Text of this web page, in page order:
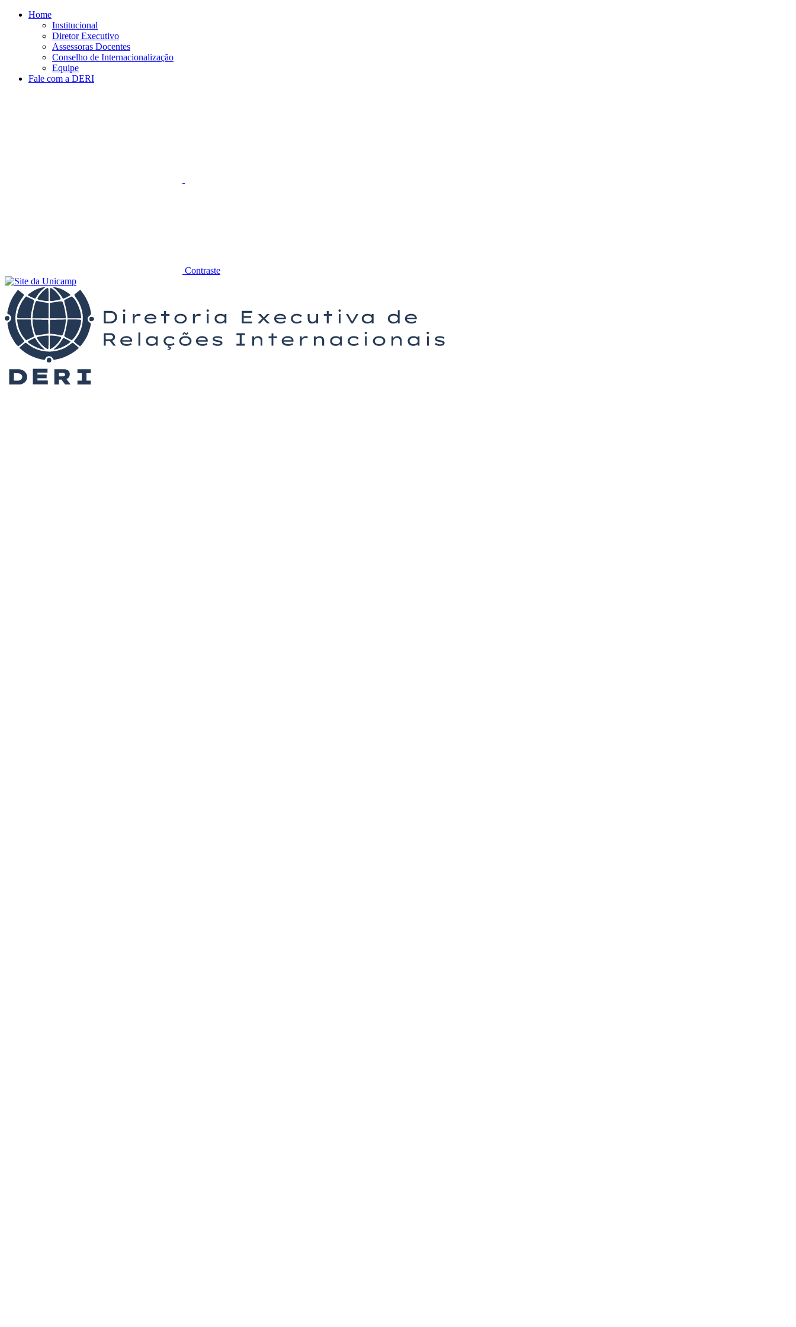
Conteúdo principal
Home
Institucional
Diretor Executivo
Assessoras Docentes
Conselho de Internacionalização
Equipe
Fale com a DERI
Contraste